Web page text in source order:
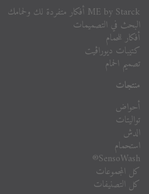
ME by Starck أفكار متفردة لك ولحمامك
البحث في التصميمات
أفكار للحمام
كتيبات ديوراڨيت
تصميم الحمام
منتجات
أحواض
تواليتات
الدش
استحمام
SensoWash®
كل المجموعات
كل التصنيفات